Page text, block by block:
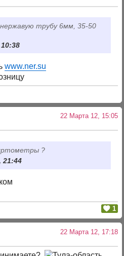
трубу 6мм, 35-50
www.ner.su
22 Марта 12, 15:05
?
21:44
1
22 Марта 12, 17:18